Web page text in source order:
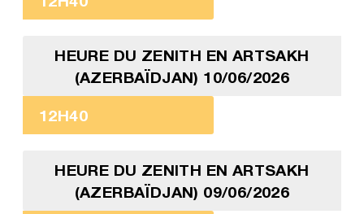
HEURE DU ZENITH EN ARTSAKH
(AZERBAÏDJAN) 10/06/2026
12H40
HEURE DU ZENITH EN ARTSAKH
(AZERBAÏDJAN) 09/06/2026